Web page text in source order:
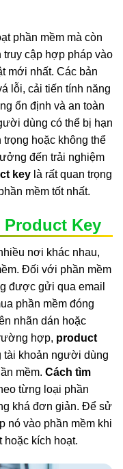
phần mềm mà còn
cập hợp pháp vào
mới nhất. Các bản
lỗi, cải tiến tính năng
ổn định và an toàn
dùng có thể bị hạn
hoặc không thể
đến trải nghiệm
key là rất quan trọng
mềm tốt nhất.
Product Key
nơi khác nhau,
Đối với phần mềm
được gửi qua email
phần mềm đóng
nhãn dán hoặc
hợp, product
tài khoản người dùng
mềm. Cách tìm
từng loại phần
khá đơn giản. Để sử
nó vào phần mềm khi
hoặc kích hoạt.